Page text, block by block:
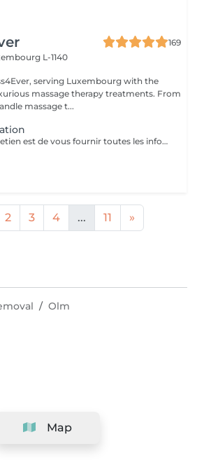
169
L-1140
serving Luxembourg with the
massage therapy treatments. From
massage t...
L'objectif de cet entretien est de vous fournir toutes les informations concernant votre protocole d'épilation laser mais également d'avoir les renseignements médicaux nécessaire pour pratiquer le laser. Si vous disposez d'un ordonnance médicale et/ou d'un traitement médicamenteux nous vous demandons de les apporter lors de votre 1er RDV.
2 3 4 ... 11 »
Map
Olm